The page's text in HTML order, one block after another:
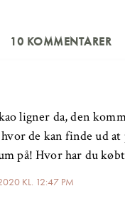
10 KOMMENTARER
KL. 12:47 PM
ligner da, den
de kan finde ud at
på! Hvor har du